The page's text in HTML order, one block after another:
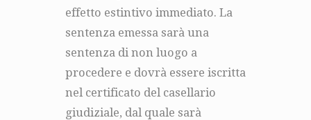
effetto estintivo immediato. La
sentenza emessa sarà una
sentenza di non luogo a
procedere e dovrà essere iscritta
nel certificato del casellario
giudiziale, dal quale sarà